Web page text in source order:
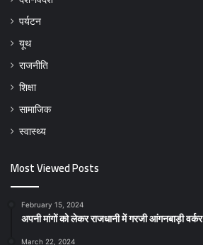
पर्यटन
यूथ
राजनीति
शिक्षा
सामाजिक
स्वास्थ्य
Most Viewed Posts
February 15, 2024
अपनी मांगों को लेकर राजधानी में गरजी आंगनबाड़ी वर्कर
March 22, 2024